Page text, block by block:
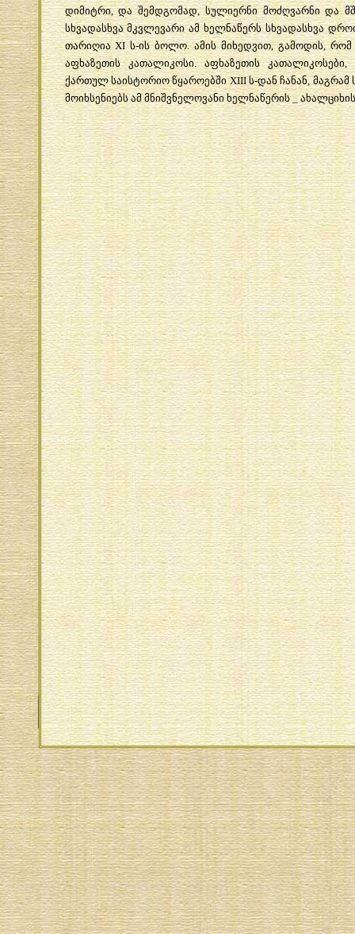
დიმიტრი,და შემდგომად, სულიერნი მოძღვარნი და
სხვადასხვა მკვლევარი ამ ხელნაწერს სხვადასხვა
თარიღიაXIს-ის ბოლო.ამის მიხედვით,გამოდის,რომ
აფხაზეთის
კათალიკოსი. აფხაზეთის კათალიკოსები,
ქართულ საისტორიო წყაროებშიXIIIს-დან ჩანან, მაგრამ
მოიხსენიებს ამ მნიშვნელოვანი ხელნაწერის_ახალციხის